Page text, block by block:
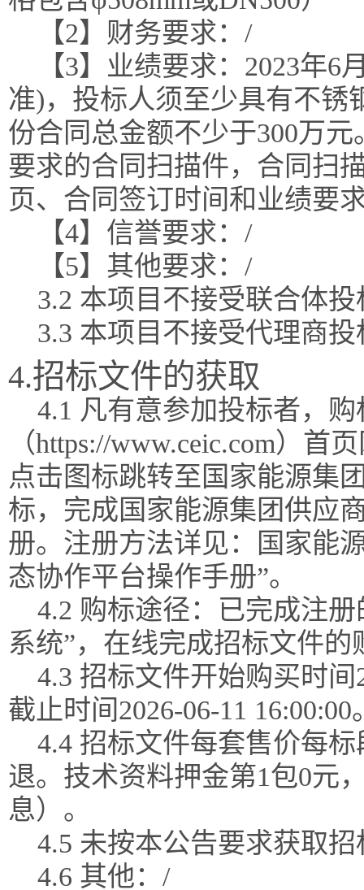
【2】财务要求：/
【3】业绩要求：2023年
准)，投标人须至少具有不锈
份合同总金额不少于300万
要求的合同扫描件，合同扫
页、合同签订时间和业绩要
【4】信誉要求：/
【5】其他要求：/
3.2 本项目不接受联合体投
3.3 本项目不接受代理商投
4.招标文件的获取
4.1 凡有意参加投标者，
（https://www.ceic.com）首
点击图标跳转至国家能源集
标，完成国家能源集团供应
册。注册方法详见：国家能
态协作平台操作手册”。
4.2 购标途径：已完成注
系统”，在线完成招标文件的
4.3 招标文件开始购买时间
截止时间2026-06-11 16:00:00
4.4 招标文件每套售价每
退。技术资料押金第1包0元
息）。
4.5 未按本公告要求获取
4.6 其他：/